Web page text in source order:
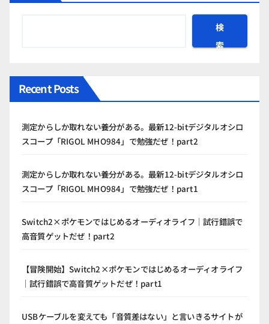
検
索
Recent Posts
測定からしか取れない養分がある。最新12-bitデジタルオシロ
スコープ「RIGOL MHO984」で勉強だぜ！part2
測定からしか取れない養分がある。最新12-bitデジタルオシロ
スコープ「RIGOL MHO984」で勉強だぜ！part1
Switch2×ポケモンではじめるオーディオライフ｜試行錯誤で
高音質ゲットだぜ！part2
【冒険開始】Switch2×ポケモンではじめるオーディオライフ
｜試行錯誤で高音質ゲットだぜ！part1
USBケーブルを変えても「音質差はない」と言いきるサイトが